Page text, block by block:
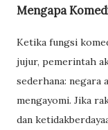
Mengapa
Ketika fungsi
jujur, pemerintah
sederhana: negara
mengayomi. Jika
dan